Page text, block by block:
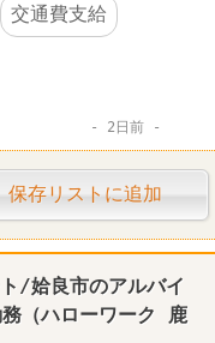
交通費支給
2日前
保存リストに追加
/姶良市のアルバイ
（ハローワーク
鹿